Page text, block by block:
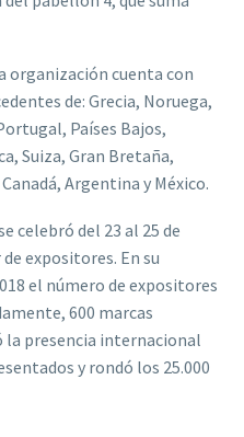
organización cuenta con
de: Grecia, Noruega,
Países Bajos,
Suiza, Gran Bretaña,
Argentina y México.
celebró del 23 al 25 de
expositores. En su
el número de expositores
600 marcas
la presencia internacional
y rondó los 25.000